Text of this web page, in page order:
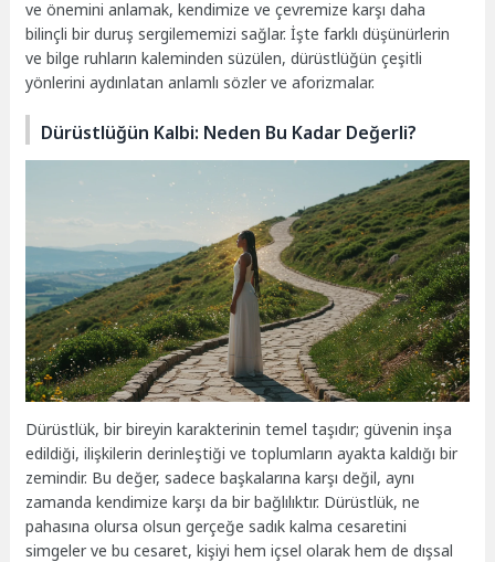
ve önemini anlamak, kendimize ve çevremize karşı daha
bilinçli bir duruş sergilememizi sağlar. İşte farklı düşünürlerin
ve bilge ruhların kaleminden süzülen, dürüstlüğün çeşitli
yönlerini aydınlatan anlamlı sözler ve aforizmalar.
Dürüstlüğün Kalbi: Neden Bu Kadar Değerli?
Dürüstlük, bir bireyin karakterinin temel taşıdır; güvenin inşa
edildiği, ilişkilerin derinleştiği ve toplumların ayakta kaldığı bir
zemindir. Bu değer, sadece başkalarına karşı değil, aynı
zamanda kendimize karşı da bir bağlılıktır. Dürüstlük, ne
pahasına olursa olsun gerçeğe sadık kalma cesaretini
simgeler ve bu cesaret, kişiyi hem içsel olarak hem de dışsal